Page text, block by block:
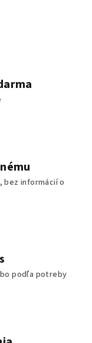
bez informácií o
podľa potreby